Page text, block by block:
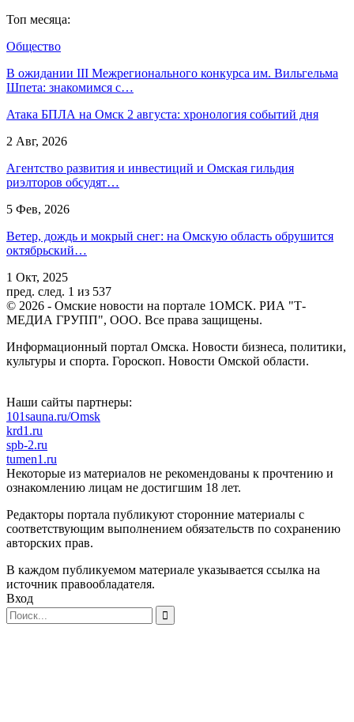
Топ месяца:
Общество
В ожидании III Межрегионального конкурса им. Вильгельма
Шпета: знакомимся с…
Атака БПЛА на Омск 2 августа: хронология событий дня
2 Авг, 2026
Агентство развития и инвестиций и Омская гильдия
риэлторов обсудят…
5 Фев, 2026
Ветер, дождь и мокрый снег: на Омскую область обрушится
октябрьский…
1 Окт, 2025
пред. след. 1 из 537
© 2026 - Омские новости на портале 1ОМСК. РИА "Т-
МЕДИА ГРУПП", ООО. Все права защищены.
Информационный портал Омска. Новости бизнеса, политики,
культуры и спорта. Гороскоп. Новости Омской области.
Наши сайты партнеры:
101sauna.ru/Omsk
krd1.ru
spb-2.ru
tumen1.ru
Некоторые из материалов не рекомендованы к прочтению и
ознакомлению лицам не достигшим 18 лет.
Редакторы портала публикуют сторонние материалы с
соответствующим выполнением обязательств по сохранению
авторских прав.
В каждом публикуемом материале указывается ссылка на
источник правообладателя.
Вход